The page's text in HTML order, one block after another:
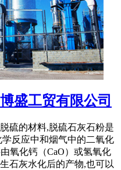
盛工贸有限公司
硫的材料,脱硫石灰石粉是
反应中和烟气中的二氧化
氧化钙（CaO）或氢氧化
石灰水化后的产物,也可以